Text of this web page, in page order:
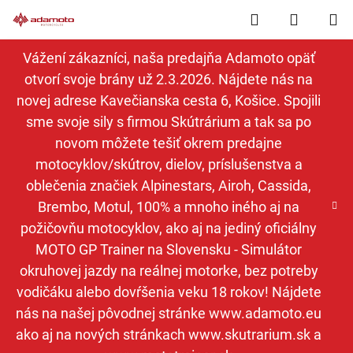
na
obsah
Vážení zákazníci, naša predajňa Adamoto opäť
otvorí svoje brány už 2.3.2026. Nájdete nás na
novej adrese Kavečianska cesta 6, Košice. Spojili
sme svoje sily s firmou Skútrárium a tak sa po
novom môžete tešiť okrem predajne
motocyklov/skútrov, dielov, príslušenstva a
oblečenia značiek Alpinestars, Airoh, Cassida,
Brembo, Motul, 100% a mnoho iného aj na
požičovňu motocyklov, ako aj na jediný oficiálny
MOTO GP Trainer na Slovensku - Simulátor
okruhovej jazdy na reálnej motorke, bez potreby
vodičáku alebo dovŕšenia veku 18 rokov! Nájdete
nás na našej pôvodnej stránke www.adamoto.eu
ako aj na nových stránkach www.skutrarium.sk a
Hľadať
KOŠÍK